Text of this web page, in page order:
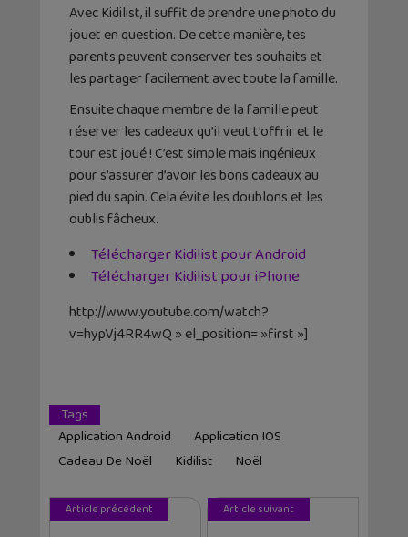
Avec Kidilist, il suffit de prendre une photo du
jouet en question. De cette manière, tes
parents peuvent conserver tes souhaits et
les partager facilement avec toute la famille.
Ensuite chaque membre de la famille peut
réserver les cadeaux qu’il veut t’offrir et le
tour est joué ! C’est simple mais ingénieux
pour s’assurer d’avoir les bons cadeaux au
pied du sapin. Cela évite les doublons et les
oublis fâcheux.
Télécharger Kidilist pour Android
Télécharger Kidilist pour iPhone
http://www.youtube.com/watch?
v=hypVj4RR4wQ » el_position= »first »]
Tags
Application Android
Application IOS
Cadeau De Noël
Kidilist Noël
Article précédent Article suivant